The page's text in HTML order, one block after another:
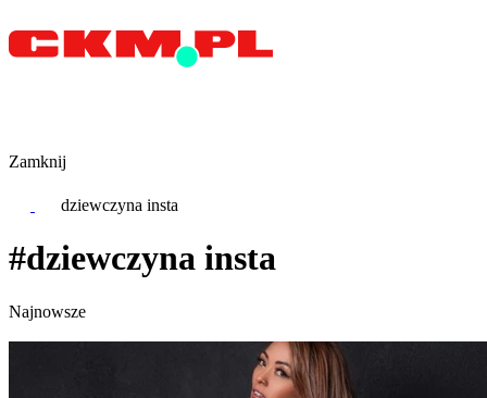
Zamknij
dziewczyna insta
#dziewczyna insta
Najnowsze